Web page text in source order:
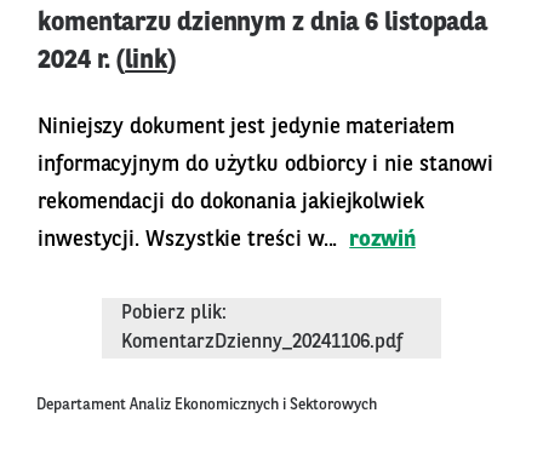
komentarzu dziennym z dnia 6 listopada
2024 r. (link)
Niniejszy dokument jest jedynie materiałem
informacyjnym do użytku odbiorcy i nie stanowi
rekomendacji do dokonania jakiejkolwiek
inwestycji. Wszystkie treści w...
rozwiń
Pobierz plik:
KomentarzDzienny_20241106.pdf
Departament Analiz Ekonomicznych i Sektorowych